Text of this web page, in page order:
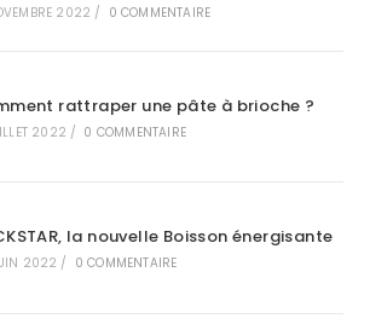
2022 / 0 COMMENTAIRE
rattraper une pâte à brioche ?
2022 / 0 COMMENTAIRE
la nouvelle Boisson énergisante
2022 / 0 COMMENTAIRE